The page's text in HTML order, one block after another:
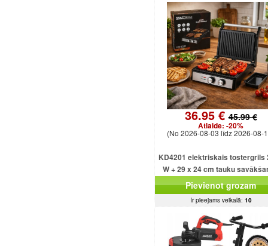
36.95 €45.99 €
Atlaide: -20%
(No 2026-08-03 līdz 2026-08-
KD4201 elektriskais tostergrils
W + 29 x 24 cm tauku
paplāte
Pievienot grozam
Ir pieejams veikalā: 10